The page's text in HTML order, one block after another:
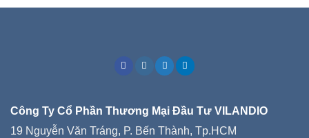
Công Ty Cổ Phần Thương Mại Đầu Tư VILANDIO
19 Nguyễn Văn Tráng, P. Bến Thành, Tp.HCM